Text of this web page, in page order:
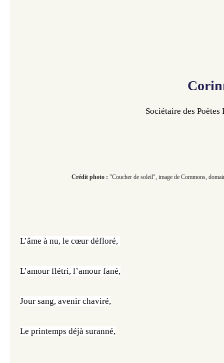
Sociétaire des
Crédit photo : "Coucher de soleil", image de Commons,
L’âme à nu, le cœur défloré,
L’amour flétri, l’amour fané,
Jour sang, avenir chaviré,
Le printemps déjà suranné,